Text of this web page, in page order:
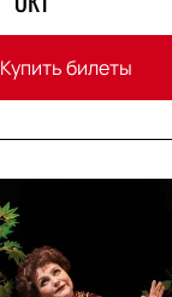
Купить билеты